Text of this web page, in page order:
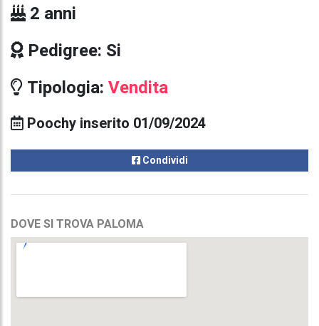
2 anni
Pedigree: Si
Tipologia: Vendita
Poochy inserito 01/09/2024
Condividi
DOVE SI TROVA PALOMA